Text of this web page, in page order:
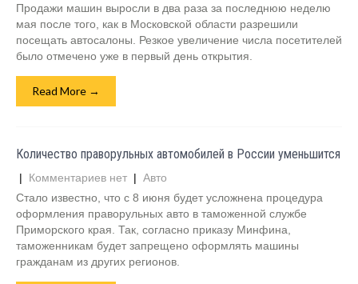
Продажи машин выросли в два раза за последнюю неделю
мая после того, как в Московской области разрешили
посещать автосалоны. Резкое увеличение числа посетителей
было отмечено уже в первый день открытия.
Read More →
Количество праворульных автомобилей в России уменьшится
| Комментариев нет | Авто
Стало известно, что с 8 июня будет усложнена процедура
оформления праворульных авто в таможенной службе
Приморского края. Так, согласно приказу Минфина,
таможенникам будет запрещено оформлять машины
гражданам из других регионов.